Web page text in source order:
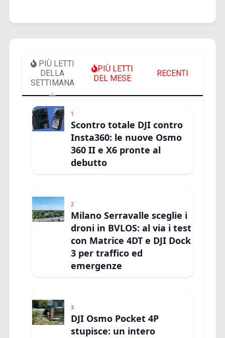
PIÙ LETTI
DELLA
SETTIMANA
PIÙ LETTI
DEL MESE
RECENTI
1
Scontro totale DJI contro
Insta360: le nuove Osmo
360 II e X6 pronte al
debutto
2
Milano Serravalle sceglie i
droni in BVLOS: al via i test
con Matrice 4DT e DJI Dock
3 per traffico ed
emergenze
3
DJI Osmo Pocket 4P
stupisce: un intero